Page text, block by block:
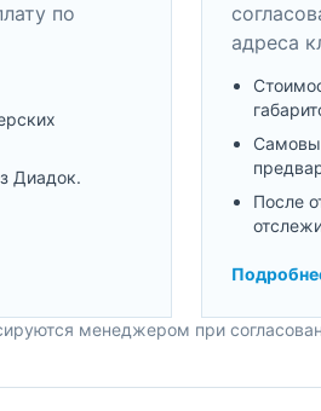
по
Диадок.
адреса
После
менеджером при